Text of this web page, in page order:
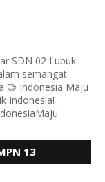
SDN 02 Lubuk
semangat:
🤝 Indonesia Maju
Indonesia!
13